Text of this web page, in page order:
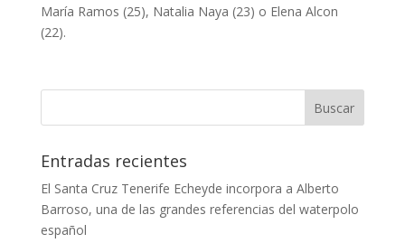
María Ramos (25), Natalia Naya (23) o Elena Alcon
(22).
Entradas recientes
El Santa Cruz Tenerife Echeyde incorpora a Alberto
Barroso, una de las grandes referencias del waterpolo
español